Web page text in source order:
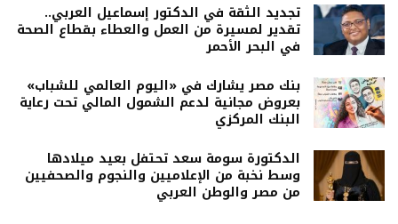
تجديد الثقة في الدكتور إسماعيل العربي..
تقدير لمسيرة من العمل والعطاء بقطاع الصحة
في البحر الأحمر
بنك مصر يشارك في «اليوم العالمي للشباب»
بعروض مجانية لدعم الشمول المالي تحت رعاية
البنك المركزي
الدكتورة سومة سعد تحتفل بعيد ميلادها
وسط نخبة من الإعلاميين والنجوم والصحفيين
من مصر والوطن العربي